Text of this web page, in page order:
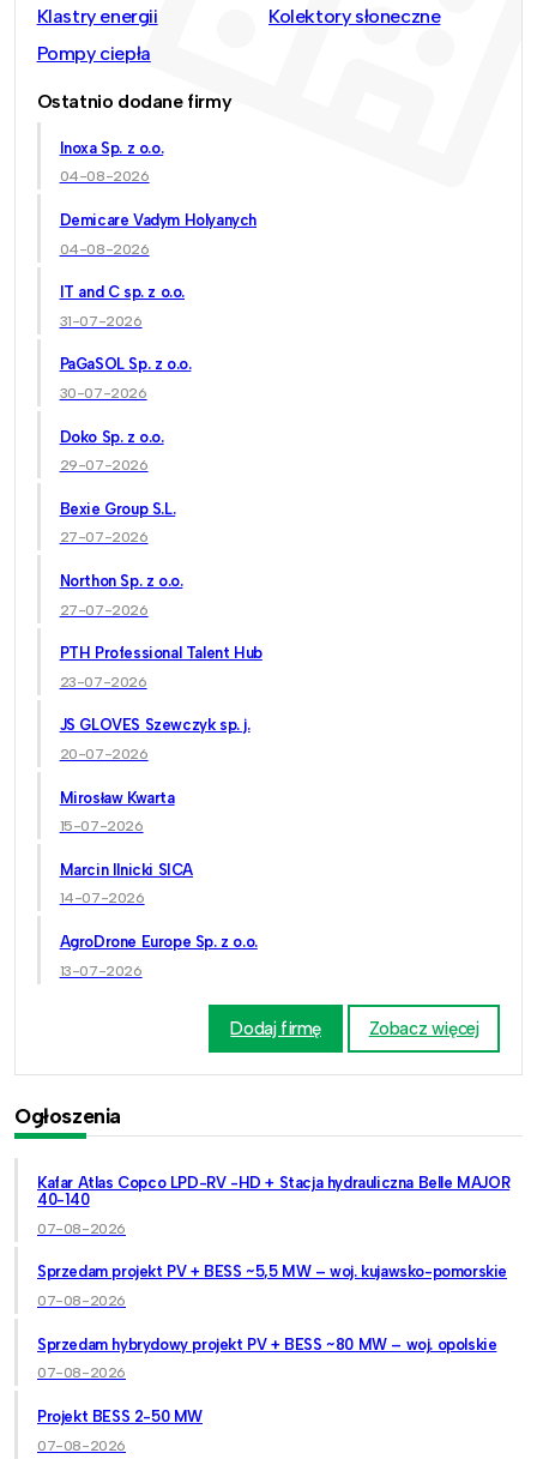
Klastry energii
Kolektory słoneczne
Pompy ciepła
Ostatnio dodane firmy
Inoxa Sp. z o.o.
04-08-2026
Demicare Vadym Holyanych
04-08-2026
IT and C sp. z o.o.
31-07-2026
PaGaSOL Sp. z o.o.
30-07-2026
Doko Sp. z o.o.
29-07-2026
Bexie Group S.L.
27-07-2026
Northon Sp. z o.o.
27-07-2026
PTH Professional Talent Hub
23-07-2026
JS GLOVES Szewczyk sp. j.
20-07-2026
Mirosław Kwarta
15-07-2026
Marcin Ilnicki SICA
14-07-2026
AgroDrone Europe Sp. z o.o.
13-07-2026
Dodaj firmę Zobacz więcej
Ogłoszenia
Kafar Atlas Copco LPD-RV -HD + Stacja hydrauliczna Belle MAJOR
40-140
07-08-2026
Sprzedam projekt PV + BESS ~5,5 MW – woj. kujawsko-pomorskie
07-08-2026
Sprzedam hybrydowy projekt PV + BESS ~80 MW – woj. opolskie
07-08-2026
Projekt BESS 2-50 MW
07-08-2026